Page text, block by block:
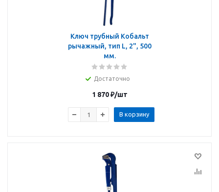
Ключ трубный Кобальт
рычажный, тип L, 2", 500
мм.
Достаточно
1 870₽/шт
В корзину